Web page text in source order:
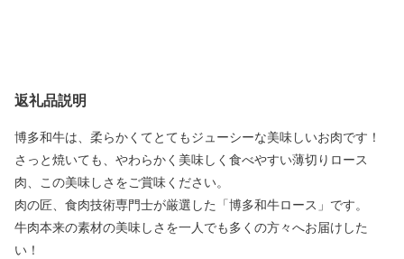
返礼品説明
博多和牛は、柔らかくてとてもジューシーな美味しいお肉です！
さっと焼いても、やわらかく美味しく食べやすい薄切りロース
肉、この美味しさをご賞味ください。
肉の匠、食肉技術専門士が厳選した「博多和牛ロース」です。
牛肉本来の素材の美味しさを一人でも多くの方々へお届けした
い！